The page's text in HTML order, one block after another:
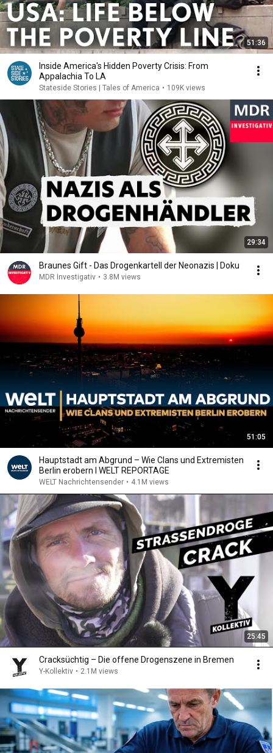
51:36
Inside America's Hidden Poverty Crisis: From
Appalachia To LA
Stateside Stories | Tales of America • 109K views
29:34
Braunes Gift - Das Drogenkartell der Neonazis | Doku
MDR Investigativ • 3.8M views
51:05
Hauptstadt am Abgrund – Wie Clans und Extremisten
Berlin erobern I WELT REPORTAGE
WELT Nachrichtensender • 4.1M views
25:45
Cracksüchtig – Die offene Drogenszene in Bremen
Y-Kollektiv • 2.1M views